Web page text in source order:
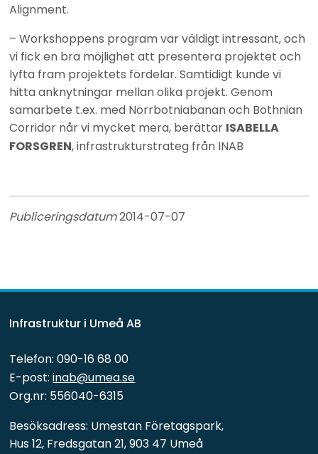
Alignment.
– Workshoppens program var väldigt intressant, och
vi fick en bra möjlighet att presentera projektet och
lyfta fram projektets fördelar. Samtidigt kunde vi
hitta anknytningar mellan olika projekt. Genom
samarbete t.ex. med Norrbotniabanan och Bothnian
Corridor når vi mycket mera, berättar ISABELLA
FORSGREN, infrastrukturstrateg från INAB
Publiceringsdatum 2014-07-07
Infrastruktur i Umeå AB
Telefon: 090-16 68 00
E-post: inab@umea.se
Org.nr: 556040-6315
Besöksadress: Umestan Företagspark,
Hus 12, Fredsgatan 21, 903 47 Umeå